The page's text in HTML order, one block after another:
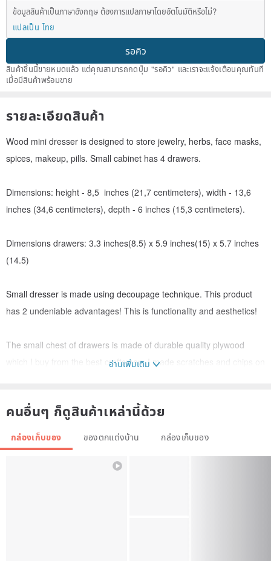
ข้อมูลสินค้าเป็นภาษาอังกฤษ ต้องการแปลภาษาโดยอัตโนมัติหรือไม่?
แปลเป็น ไทย
รอคิว
สินค้าชิ้นนี้ขายหมดแล้ว แต่คุณสามารถกดปุ่ม "รอคิว" และเราจะแจ้งเตือนคุณทันที
เมื่อมีสินค้าพร้อมขาย
รายละเอียดสินค้า
Wood mini dresser is designed to store jewelry, herbs, face masks,
spices, makeup, pills. Small cabinet has 4 drawers.
Dimensions: height - 8,5 inches (21,7 centimeters), width - 13,6
inches (34,6 centimeters), depth - 6 inches (15,3 centimeters).
Dimensions drawers: 3.3 inches(8.5) x 5.9 inches(15) x 5.7 inches
(14.5)
Small dresser is made using decoupage technique. This product
has 2 undeniable advantages! This is functionality and aesthetics!
The small chest of drawers is made of durable quality plywood
which I buy from the best craftsmen. I made scratches and chips on
The drawers slide out easily as I greased them with wax. Pay
attention to the legs - I made them from cute wooden beads!
The chest of drawers is perfect for a rustic or cottage interior. Also,
อ่านเพิ่มเติม
คนอื่นๆ ก็ดูสินค้าเหล่านี้ด้วย
กล่องเก็บของ ของตกแต่งบ้าน กล่องเก็บของ